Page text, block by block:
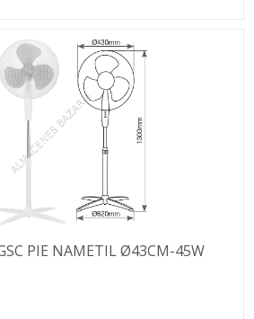
PIE NAMETIL Ø43CM-45W